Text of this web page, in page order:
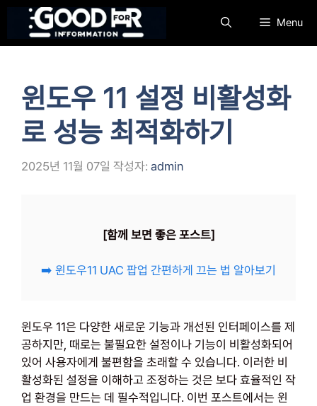
츠
Menu
윈도우 11 설정 비활성화
로 성능 최적화하기
2025년 11월 07일 작성자: admin
[함께 보면 좋은 포스트]
➡️ 윈도우11 UAC 팝업 간편하게 끄는 법 알아보기
윈도우 11은 다양한 새로운 기능과 개선된 인터페이스를 제
공하지만, 때로는 불필요한 설정이나 기능이 비활성화되어
있어 사용자에게 불편함을 초래할 수 있습니다. 이러한 비
활성화된 설정을 이해하고 조정하는 것은 보다 효율적인 작
업 환경을 만드는 데 필수적입니다. 이번 포스트에서는 윈